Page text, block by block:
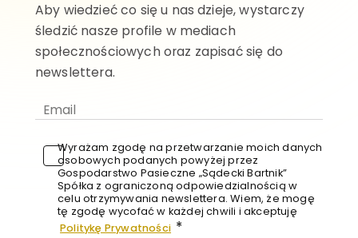
Aby wiedzieć co się u nas dzieje, wystarczy
śledzić nasze profile w mediach
społecznościowych oraz zapisać się do
newslettera.
Wyrażam zgodę na przetwarzanie moich danych
osobowych podanych powyżej przez
Gospodarstwo Pasieczne „Sądecki Bartnik”
Spółka z ograniczoną odpowiedzialnością w
celu otrzymywania newslettera. Wiem, że mogę
tę zgodę wycofać w każdej chwili i akceptuję
Politykę Prywatności *